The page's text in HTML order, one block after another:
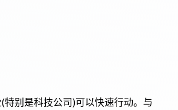
别是科技公司)可以快速行动。与